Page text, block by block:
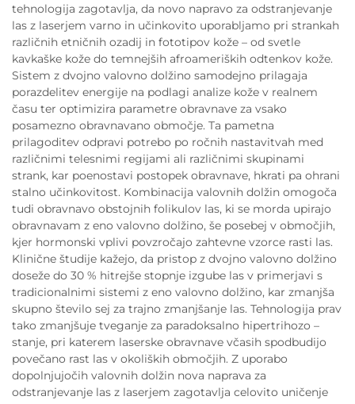
tehnologija zagotavlja, da novo napravo za odstranjevanje
las z laserjem varno in učinkovito uporabljamo pri strankah
različnih etničnih ozadij in fototipov kože – od svetle
kavkaške kože do temnejših afroameriških odtenkov kože.
Sistem z dvojno valovno dolžino samodejno prilagaja
porazdelitev energije na podlagi analize kože v realnem
času ter optimizira parametre obravnave za vsako
posamezno obravnavano območje. Ta pametna
prilagoditev odpravi potrebo po ročnih nastavitvah med
različnimi telesnimi regijami ali različnimi skupinami
strank, kar poenostavi postopek obravnave, hkrati pa ohrani
stalno učinkovitost. Kombinacija valovnih dolžin omogoča
tudi obravnavo obstojnih folikulov las, ki se morda upirajo
obravnavam z eno valovno dolžino, še posebej v območjih,
kjer hormonski vplivi povzročajo zahtevne vzorce rasti las.
Klinične študije kažejo, da pristop z dvojno valovno dolžino
doseže do 30 % hitrejše stopnje izgube las v primerjavi s
tradicionalnimi sistemi z eno valovno dolžino, kar zmanjša
skupno število sej za trajno zmanjšanje las. Tehnologija prav
tako zmanjšuje tveganje za paradoksalno hipertrihozo –
stanje, pri katerem laserske obravnave včasih spodbudijo
povečano rast las v okoliških območjih. Z uporabo
dopolnjujočih valovnih dolžin nova naprava za
odstranjevanje las z laserjem zagotavlja celovito uničenje